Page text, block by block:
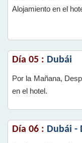
Alojamiento en el
Día 05 : Dubái
Por la Mañana,
en el hotel.
Día 06 : Dubái -